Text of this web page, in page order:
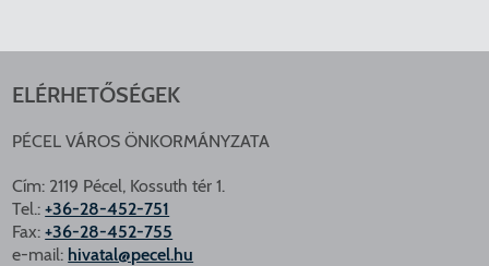
ELÉRHETŐSÉGEK
PÉCEL VÁROS ÖNKORMÁNYZATA
Cím: 2119 Pécel, Kossuth tér 1.
Tel.:+36-28-452-751
Fax:+36-28-452-755
e-mail: hivatal@pecel.hu